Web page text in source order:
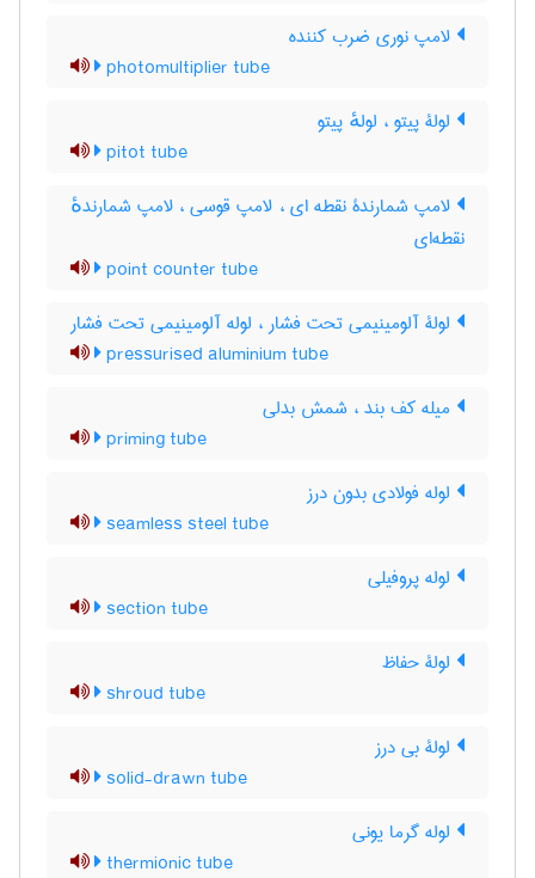
لامپ نوری ضرب کننده
photomultiplier tube
لولۀ پیتو ، لولهٔ پیتو
pitot tube
لامپ شمارندۀ نقطه ای ، لامپ قوسی ، لامپ شمارندهٔ
نقطه‌ای
point counter tube
لولۀ آلومینیمی تحت فشار ، لوله آلومینیمی تحت فشار
pressurised aluminium tube
میله کف بند ، شمش بدلی
priming tube
لوله فولادی بدون درز
seamless steel tube
لوله پروفیلی
section tube
لولۀ حفاظ
shroud tube
لولۀ بی درز
solid-drawn tube
لوله گرما یونی
thermionic tube